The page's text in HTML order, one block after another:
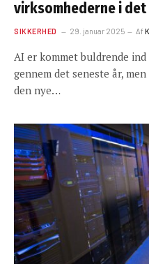
virksomhederne i det
SIKKERHED 29. januar 2025 Af
AI er kommet buldrende
gennem det seneste år,
den nye…